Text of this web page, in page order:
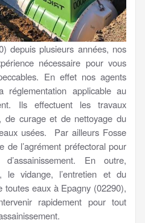
plusieurs années, nos
nécessaire pour vous
En effet nos agents
réglementation applicable au
Ils effectuent les travaux
de curage et de nettoyage du
usées. Par ailleurs Fosse
de l’agrément préfectoral pour
En outre,
le vidange, l’entretien et du
toutes eaux à Epagny (02290),
rapidement pour tout